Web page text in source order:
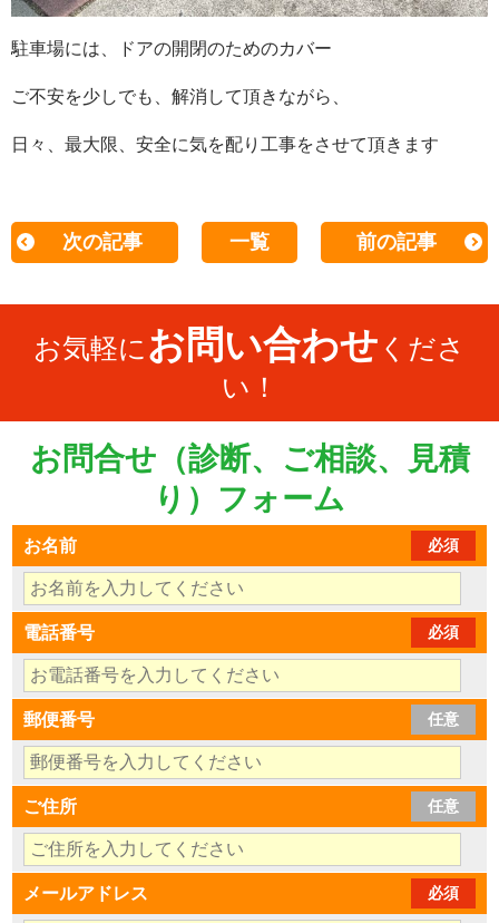
駐車場には、ドアの開閉のためのカバー
ご不安を少しでも、解消して頂きながら、
日々、最大限、安全に気を配り工事をさせて頂きます
次の記事 一覧 前の記事
お気軽に お問い合わせ くださ
い！
お問合せ（診断、ご相談、見積
り）フォーム
お名前 必須
電話番号 必須
郵便番号 任意
ご住所 任意
メールアドレス 必須